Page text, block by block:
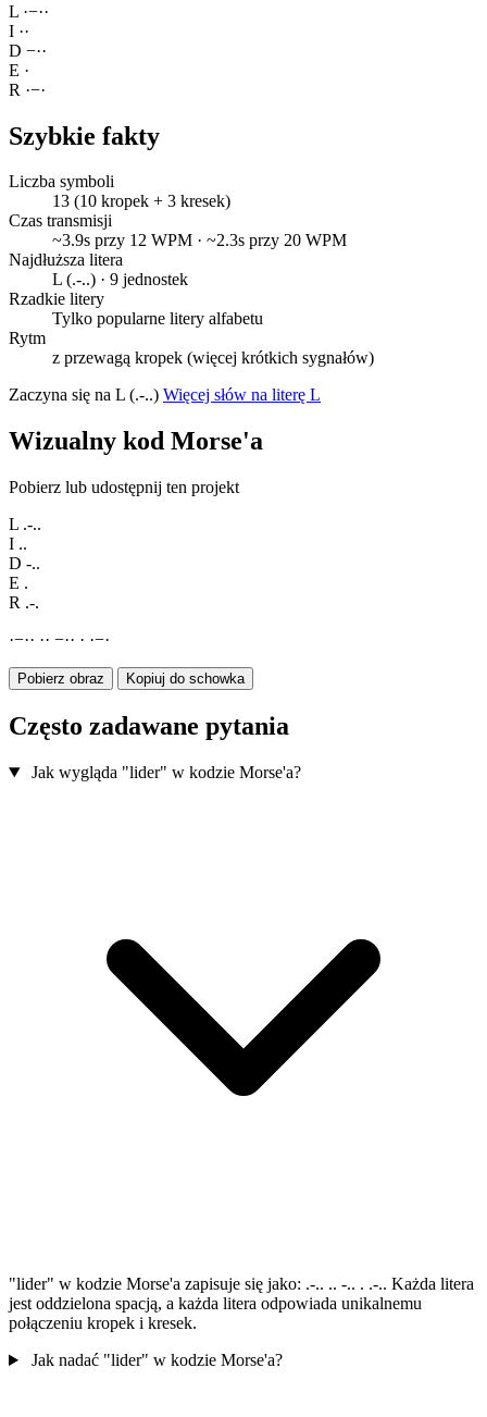
L ·−··
I ··
D −··
E ·
R ·−·
Szybkie fakty
Liczba symboli
13 (10 kropek + 3 kresek)
Czas transmisji
~3.9s przy 12 WPM · ~2.3s przy 20 WPM
Najdłuższa litera
L (.-..) · 9 jednostek
Rzadkie litery
Tylko popularne litery alfabetu
Rytm
z przewagą kropek (więcej krótkich sygnałów)
Zaczyna się na L (.-..) Więcej słów na literę L
Wizualny kod Morse'a
Pobierz lub udostępnij ten projekt
L .-..
I ..
D -..
E .
R .-.
·−·· ·· −·· · ·−·
Pobierz obraz Kopiuj do schowka
Często zadawane pytania
Jak wygląda "lider" w kodzie Morse'a?
"lider" w kodzie Morse'a zapisuje się jako: .-.. .. -.. . .-.. Każda litera
jest oddzielona spacją, a każda litera odpowiada unikalnemu
połączeniu kropek i kresek.
Jak nadać "lider" w kodzie Morse'a?